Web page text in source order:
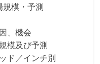
規模・予測
、機会
模及び予測
ド／インチ別